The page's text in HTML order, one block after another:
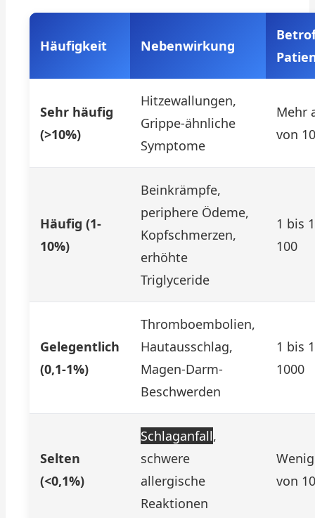
Häufigkeit Nebenwirkung
Sehr häufig
(>10%)
Hitzewallungen,
Grippe-ähnliche
Symptome
Mehr
von 10
Häufig (1-
10%)
Beinkrämpfe,
periphere Ödeme,
Kopfschmerzen,
erhöhte
Triglyceride
1 bis
100
Gelegentlich
(0,1-1%)
Thromboembolien,
Hautausschlag,
Magen-Darm-
Beschwerden
1 bis
1000
Selten
(<0,1%)
Schlaganfall,
schwere
allergische
Reaktionen
von